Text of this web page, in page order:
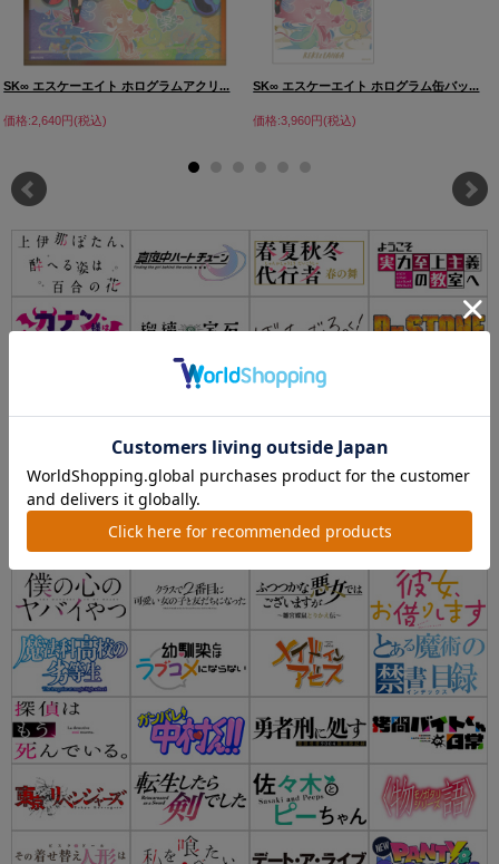
SK∞ エスケーエイト ホログラムアクリ...
価格:2,640円(税込)
SK∞ エスケーエイト ホログラム缶バッ...
価格:3,960円(税込)